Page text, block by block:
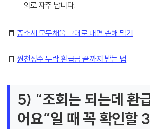
외로 자주 납니다.
🧾종소세 모두채움 그대로 내면 손해 막기
🧾 원천징수 누락 환급금 끝까지 받는 법
5) “조회는 되는데 환
어요”일 때 꼭 확인할